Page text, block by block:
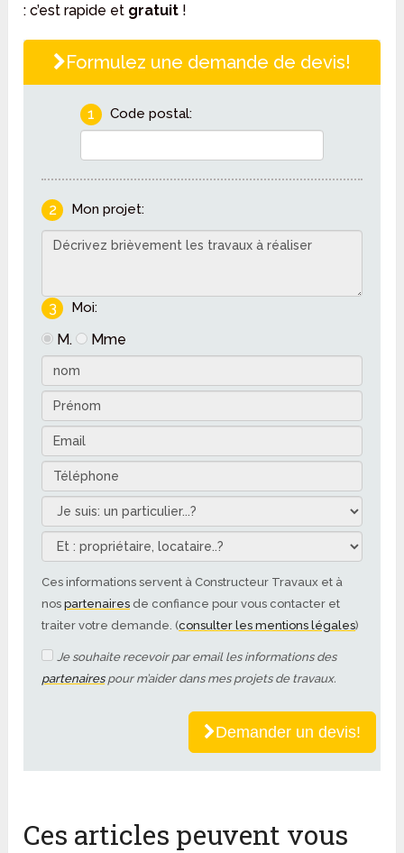
: c’est rapide et gratuit !
Formulez une demande de devis!
1 Code postal:
2 Mon projet:
3 Moi:
M. Mme
Ces informations servent à Constructeur Travaux et à
nospartenaires de confiance pour vous contacter et
traiter votre demande. (consulter les mentions légales)
Je souhaite recevoir par email les informations des
partenairespour m’aider dans mes projets de travaux.
Demander un devis!
Ces articles peuvent vous